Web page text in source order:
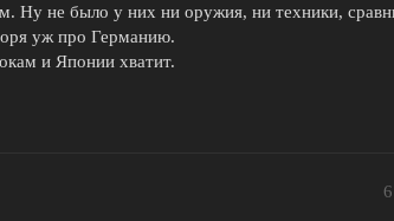
Ну не было у них ни оружия, ни техники,
уж про Германию.
и Японии хватит.
6